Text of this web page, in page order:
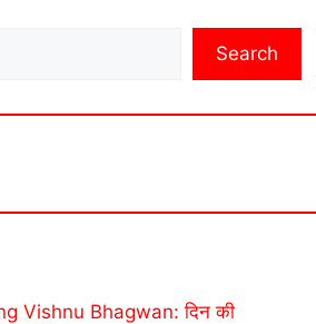
Search
Vishnu Bhagwan: दिन की